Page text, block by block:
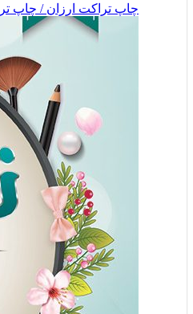
چاپ تراکت ارزان / چاپ